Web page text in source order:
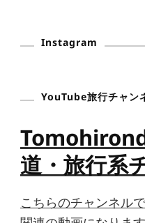
Instagram
YouTube旅行チャン
道・旅行系
こちらのチャンネル